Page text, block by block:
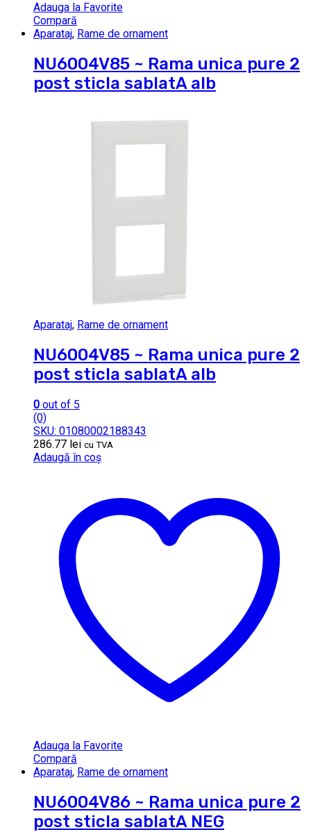
Adauga la Favorite
Compară
Aparataj, Rame de ornament
NU6004V85 ~ Rama unica pure 2
post sticla sablatA alb
Aparataj, Rame de ornament
NU6004V85 ~ Rama unica pure 2
post sticla sablatA alb
0 out of 5
(0)
SKU: 01080002188343
286.77 lei cu TVA
Adaugă în coș
Adauga la Favorite
Compară
Aparataj, Rame de ornament
NU6004V86 ~ Rama unica pure 2
post sticla sablatA NEG